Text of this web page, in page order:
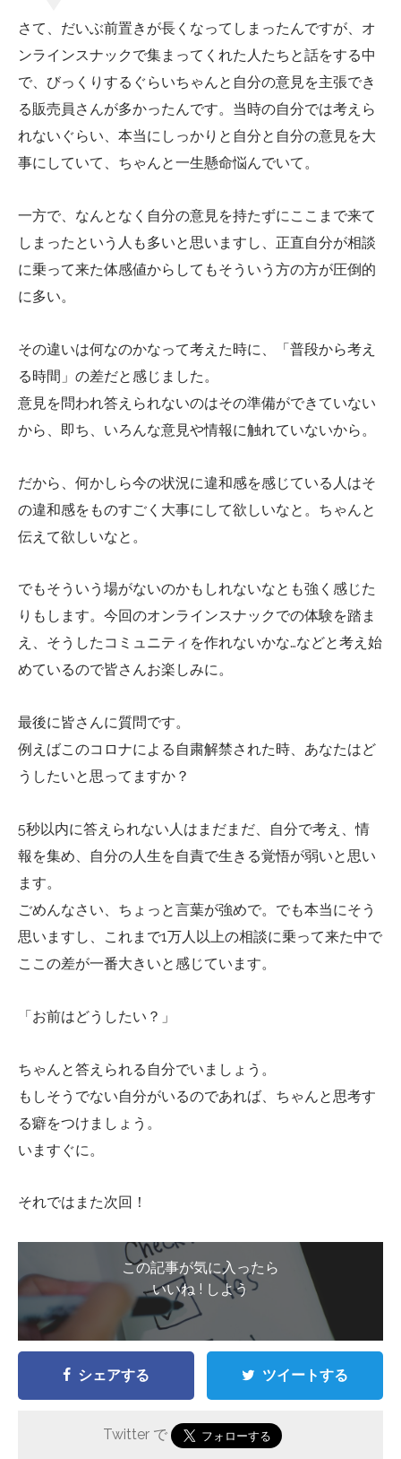
さて、だいぶ前置きが長くなってしまったんですが、オ
ンラインスナックで集まってくれた人たちと話をする中
で、びっくりするぐらいちゃんと自分の意見を主張でき
る販売員さんが多かったんです。当時の自分では考えら
れないぐらい、本当にしっかりと自分と自分の意見を大
事にしていて、ちゃんと一生懸命悩んでいて。
一方で、なんとなく自分の意見を持たずにここまで来て
しまったという人も多いと思いますし、正直自分が相談
に乗って来た体感値からしてもそういう方の方が圧倒的
に多い。
その違いは何なのかなって考えた時に、「普段から考え
る時間」の差だと感じました。
意見を問われ答えられないのはその準備ができていない
から、即ち、いろんな意見や情報に触れていないから。
だから、何かしら今の状況に違和感を感じている人はそ
の違和感をものすごく大事にして欲しいなと。ちゃんと
伝えて欲しいなと。
でもそういう場がないのかもしれないなとも強く感じた
りもします。今回のオンラインスナックでの体験を踏ま
え、そうしたコミュニティを作れないかな…などと考え始
めているので皆さんお楽しみに。
最後に皆さんに質問です。
例えばこのコロナによる自粛解禁された時、あなたはど
うしたいと思ってますか？
5秒以内に答えられない人はまだまだ、自分で考え、情
報を集め、自分の人生を自責で生きる覚悟が弱いと思い
ます。
ごめんなさい、ちょっと言葉が強めで。でも本当にそう
思いますし、これまで1万人以上の相談に乗って来た中で
ここの差が一番大きいと感じています。
「お前はどうしたい？」
ちゃんと答えられる自分でいましょう。
もしそうでない自分がいるのであれば、ちゃんと思考す
る癖をつけましょう。
いますぐに。
それではまた次回！
この記事が気に入ったら
いいね ! しよう
シェアする ツイートする
Twitter で